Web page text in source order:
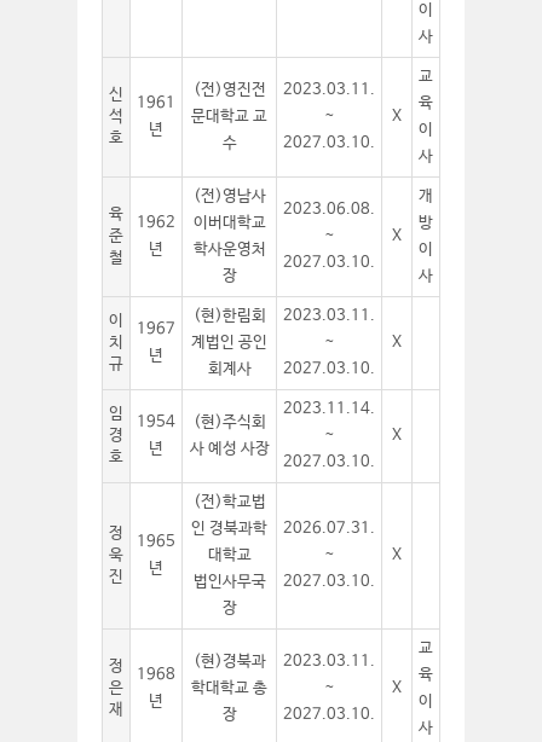
이
사
신
석
호
1961
년
(전)영진전
문대학교 교
수
2023.03.11.
~
2027.03.10.
X
교
육
이
사
육
준
철
1962
년
(전)영남사
이버대학교
학사운영처
장
2023.06.08.
~
2027.03.10.
X
개
방
이
사
이
치
규
1967
년
(현)한림회
계법인 공인
회계사
2023.03.11.
~
2027.03.10.
X
임
경
호
1954
년
(현)주식회
사 예성 사장
2023.11.14.
~
2027.03.10.
X
정
욱
진
1965
년
(전)학교법
인 경북과학
대학교
법인사무국
장
2026.07.31.
~
2027.03.10.
X
정
은
재
1968
년
(현)경북과
학대학교 총
장
2023.03.11.
~
2027.03.10.
X
교
육
이
사